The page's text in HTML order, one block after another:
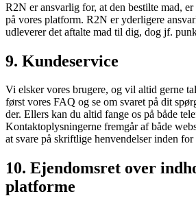
R2N er ansvarlig for, at den bestilte mad,
på vores platform. R2N er yderligere
udleverer det aftalte mad til dig, dog jf.
9. Kundeservice
Vi elsker vores brugere, og vil altid gerne
først vores FAQ og se om svaret på dit
der. Ellers kan du altid fange os på både
Kontaktoplysningerne fremgår af både
at svare på skriftlige henvendelser inden
10. Ejendomsret over
platforme